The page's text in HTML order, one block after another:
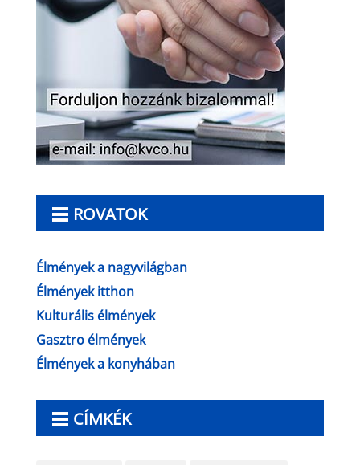
ROVATOK
Élmények a nagyvilágban
Élmények itthon
Kulturális élmények
Gasztro élmények
Élmények a konyhában
CÍMKÉK